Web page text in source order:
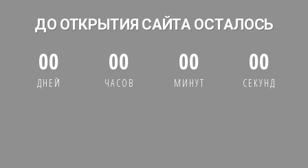
ДО ОТКРЫТИЯ САЙТА ОСТАЛОСЬ
00
ДНЕЙ
00
ЧАСОВ
00
МИНУТ
00
СЕКУНД